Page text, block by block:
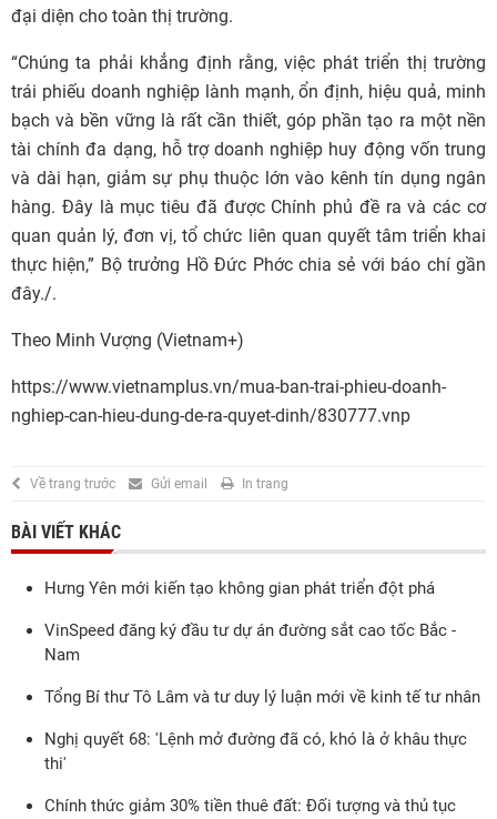
đại diện cho toàn thị trường.
“Chúng ta phải khẳng định rằng, việc phát triển thị trường
trái phiếu doanh nghiệp lành mạnh, ổn định, hiệu quả, minh
bạch và bền vững là rất cần thiết, góp phần tạo ra một nền
tài chính đa dạng, hỗ trợ doanh nghiệp huy động vốn trung
và dài hạn, giảm sự phụ thuộc lớn vào kênh tín dụng ngân
hàng. Đây là mục tiêu đã được Chính phủ đề ra và các cơ
quan quản lý, đơn vị, tổ chức liên quan quyết tâm triển khai
thực hiện,” Bộ trưởng Hồ Đức Phớc chia sẻ với báo chí gần
đây./.
Theo Minh Vượng (Vietnam+)
https://www.vietnamplus.vn/mua-ban-trai-phieu-doanh-
nghiep-can-hieu-dung-de-ra-quyet-dinh/830777.vnp
Về trang trước Gửi email In trang
BÀI VIẾT KHÁC
Hưng Yên mới kiến tạo không gian phát triển đột phá
VinSpeed đăng ký đầu tư dự án đường sắt cao tốc Bắc -
Nam
Tổng Bí thư Tô Lâm và tư duy lý luận mới về kinh tế tư nhân
Nghị quyết 68: 'Lệnh mở đường đã có, khó là ở khâu thực
thi'
Chính thức giảm 30% tiền thuê đất: Đối tượng và thủ tục